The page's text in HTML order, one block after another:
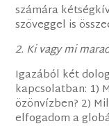
számára
szöveggel is
2. Ki vagy mi
Igazából két
kapcsolatban: 1)
özönvízben? 2)
elfogadom a